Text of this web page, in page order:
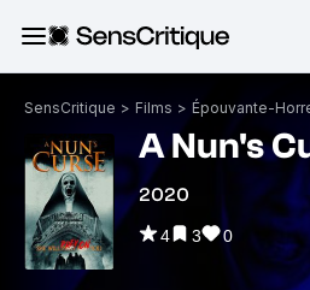
SensCritique > Films > Épouvante-
A Nun's
2020
4 3 0